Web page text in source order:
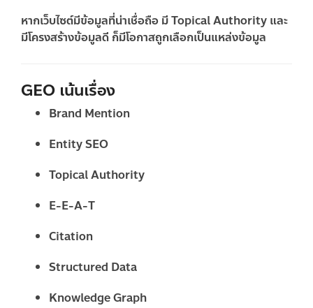
หากเว็บไซต์มีข้อมูลที่น่าเชื่อถือ มี Topical Authority และ
มีโครงสร้างข้อมูลดี ก็มีโอกาสถูกเลือกเป็นแหล่งข้อมูล
GEO เน้นเรื่อง
Brand Mention
Entity SEO
Topical Authority
E-E-A-T
Citation
Structured Data
Knowledge Graph